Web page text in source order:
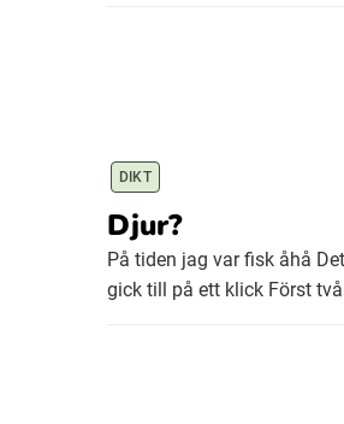
DIKT
Djur?
På tiden jag var fisk åhå
gick till på ett klick Först